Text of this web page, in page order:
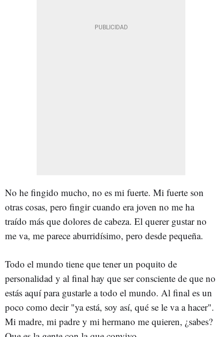
No he fingido mucho, no es mi fuerte. Mi fuerte son
otras cosas, pero fingir cuando era joven no me ha
traído más que dolores de cabeza. El querer gustar no
me va, me parece aburridísimo, pero desde pequeña.
Todo el mundo tiene que tener un poquito de
personalidad y al final hay que ser consciente de que no
estás aquí para gustarle a todo el mundo. Al final es un
poco como decir "ya está, soy así, qué se le va a hacer".
Mi madre, mi padre y mi hermano me quieren, ¿sabes?